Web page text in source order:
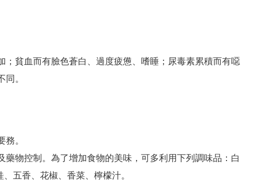
貧血而有臉色蒼白、過度疲憊、嗜睡；尿毒素累積而有噁
。
。
物控制。為了增加食物的美味，可多利用下列調味品：白
五香、花椒、香菜、檸檬汁。